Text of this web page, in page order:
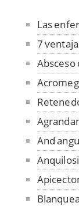
Las
7
Absceso
And